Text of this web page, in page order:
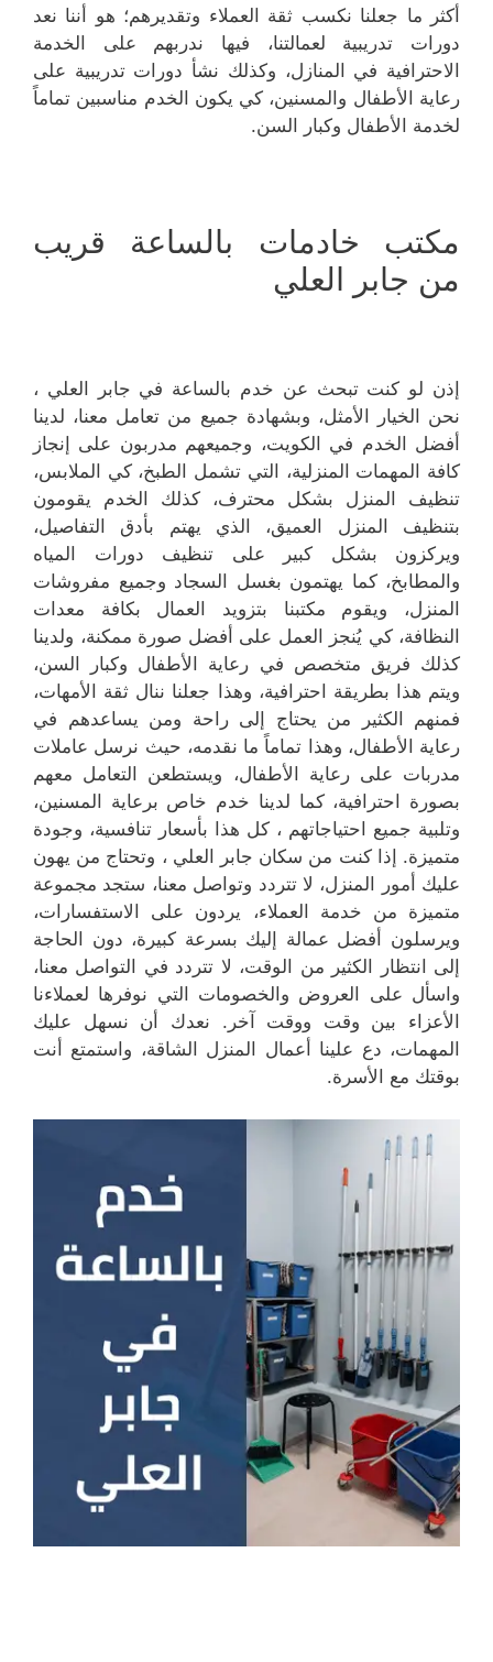
أكثر ما جعلنا نكسب ثقة العملاء وتقديرهم؛ هو أننا نعد
دورات تدريبية لعمالتنا، فيها ندربهم على الخدمة
الاحترافية في المنازل، وكذلك نشأ دورات تدريبية على
رعاية الأطفال والمسنين، كي يكون الخدم مناسبين تماماً
لخدمة الأطفال وكبار السن.
مكتب خادمات بالساعة قريب
من جابر العلي
إذن لو كنت تبحث عن خدم بالساعة في جابر العلي ،
نحن الخيار الأمثل، وبشهادة جميع من تعامل معنا، لدينا
أفضل الخدم في الكويت، وجميعهم مدربون على إنجاز
كافة المهمات المنزلية، التي تشمل الطبخ، كي الملابس،
تنظيف المنزل بشكل محترف، كذلك الخدم يقومون
بتنظيف المنزل العميق، الذي يهتم بأدق التفاصيل،
ويركزون بشكل كبير على تنظيف دورات المياه
والمطابخ، كما يهتمون بغسل السجاد وجميع مفروشات
المنزل، ويقوم مكتبنا بتزويد العمال بكافة معدات
النظافة، كي يُنجز العمل على أفضل صورة ممكنة، ولدينا
كذلك فريق متخصص في رعاية الأطفال وكبار السن،
ويتم هذا بطريقة احترافية، وهذا جعلنا ننال ثقة الأمهات،
فمنهم الكثير من يحتاج إلى راحة ومن يساعدهم في
رعاية الأطفال، وهذا تماماً ما نقدمه، حيث نرسل عاملات
مدربات على رعاية الأطفال، ويستطعن التعامل معهم
بصورة احترافية، كما لدينا خدم خاص برعاية المسنين،
وتلبية جميع احتياجاتهم ، كل هذا بأسعار تنافسية، وجودة
متميزة. إذا كنت من سكان جابر العلي ، وتحتاج من يهون
عليك أمور المنزل، لا تتردد وتواصل معنا، ستجد مجموعة
متميزة من خدمة العملاء، يردون على الاستفسارات،
ويرسلون أفضل عمالة إليك بسرعة كبيرة، دون الحاجة
إلى انتظار الكثير من الوقت، لا تتردد في التواصل معنا،
واسأل على العروض والخصومات التي نوفرها لعملاءنا
الأعزاء بين وقت ووقت آخر. نعدك أن نسهل عليك
المهمات، دع علينا أعمال المنزل الشاقة، واستمتع أنت
بوقتك مع الأسرة.